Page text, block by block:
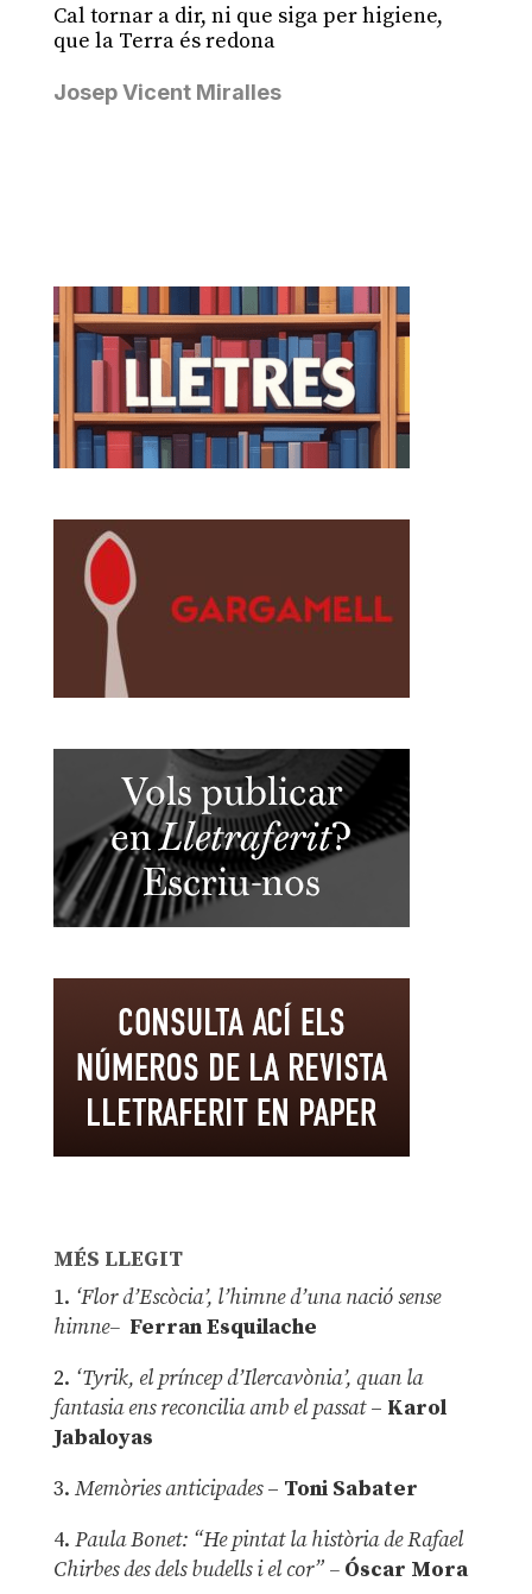
Cal tornar a dir, ni que siga per higiene,
que la Terra és redona
Josep Vicent Miralles
MÉS LLEGIT
1. ‘Flor d’Escòcia’, l’himne d’una nació sense
himne– Ferran Esquilache
2. ‘Tyrik, el príncep d’Ilercavònia’, quan la
fantasia ens reconcilia amb el passat– Karol
Jabaloyas
3. Memòries anticipades– Toni Sabater
4. Paula Bonet: “He pintat la història de Rafael
Chirbes des dels budells i el cor” –Óscar Mora